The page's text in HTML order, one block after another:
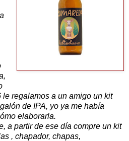
regalamos a un amigo un kit
de IPA, yo ya me había
elaborarla.
a partir de ese día compre un kit
, chapador, chapas,